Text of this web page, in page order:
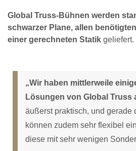
Global Truss-Bühnen werden
schwarzer Plane, allen
einer gerechneten Statik geliefert.
„Wir haben mittlerweile
Lösungen von Global Truss
äußerst praktisch, und gerade
können zudem sehr flexibel
diese mit sehr wenigen